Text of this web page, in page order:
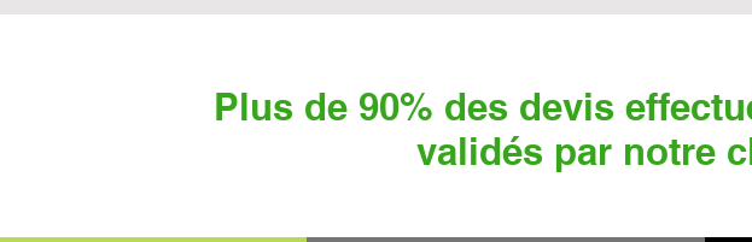
Plus de 90% des devis
validés par notre